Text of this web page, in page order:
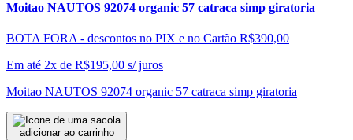
Moitao NAUTOS 92074 organic 57 catraca simp giratoria
BOTA FORA - descontos no PIX e no Cartão R$390,00
Em até 2x de R$195,00 s/ juros
Moitao NAUTOS 92074 organic 57 catraca simp giratoria
adicionar ao carrinho